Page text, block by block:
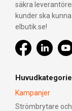
säkra
kunder ska
elbutik.se!
Kampanjer
Strömbrytare